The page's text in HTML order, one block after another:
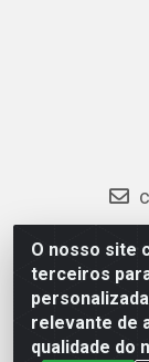
O nosso site
terceiros
relevante de
qualidade do
Guaraves -
- CEP